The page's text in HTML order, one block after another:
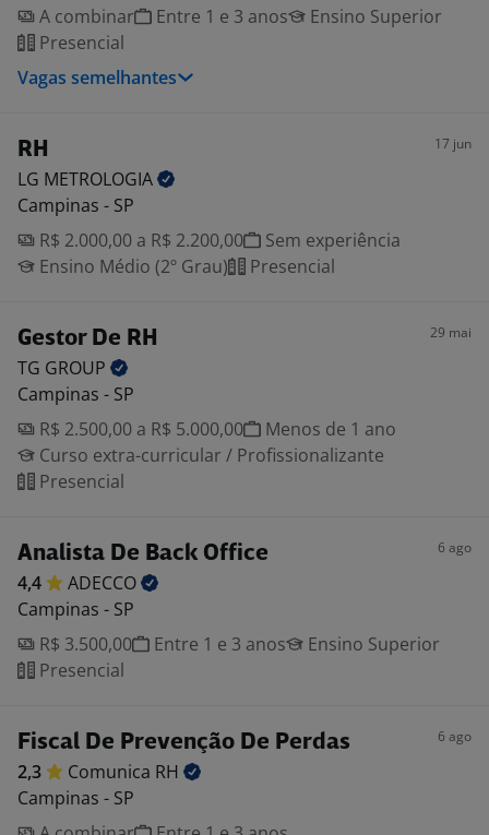
A combinar
Entre 1 e 3 anos
Ensino Superior
Presencial
Vagas semelhantes
RH 17 jun
LG METROLOGIA
Campinas - SP
R$ 2.000,00 a R$ 2.200,00
Sem experiência
Ensino Médio (2º Grau)
Presencial
Gestor De RH 29 mai
TG GROUP
Campinas - SP
R$ 2.500,00 a R$ 5.000,00
Menos de 1 ano
Curso extra-curricular / Profissionalizante
Presencial
Analista De Back Office 6 ago
4,4
ADECCO
Campinas - SP
R$ 3.500,00
Entre 1 e 3 anos
Ensino Superior
Presencial
Fiscal De Prevenção De Perdas 6 ago
2,3 Comunica RH
Campinas - SP